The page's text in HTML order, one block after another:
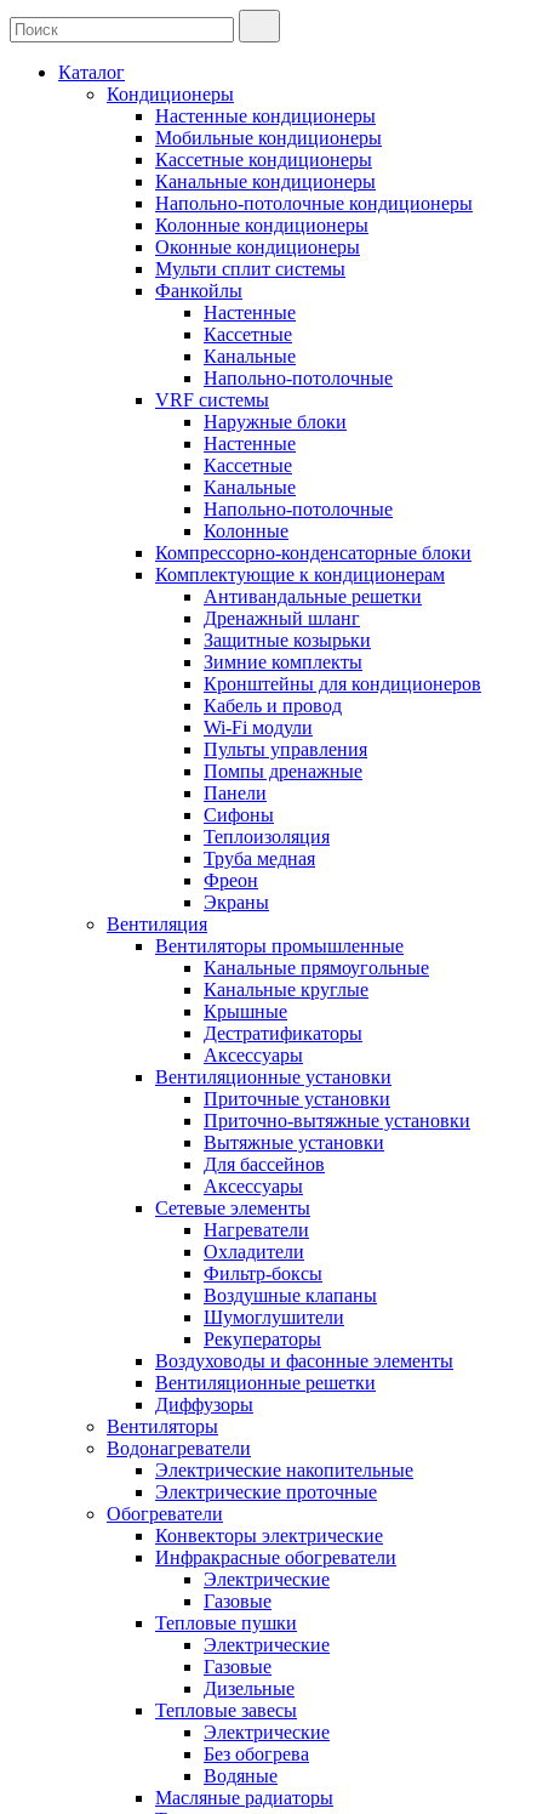
Каталог
Кондиционеры
Настенные кондиционеры
Мобильные кондиционеры
Кассетные кондиционеры
Канальные кондиционеры
Напольно-потолочные кондиционеры
Колонные кондиционеры
Оконные кондиционеры
Мульти сплит системы
Фанкойлы
Настенные
Кассетные
Канальные
Напольно-потолочные
VRF системы
Наружные блоки
Настенные
Кассетные
Канальные
Напольно-потолочные
Колонные
Компрессорно-конденсаторные блоки
Комплектующие к кондиционерам
Антивандальные решетки
Дренажный шланг
Защитные козырьки
Зимние комплекты
Кронштейны для кондиционеров
Кабель и провод
Wi-Fi модули
Пульты управления
Помпы дренажные
Панели
Сифоны
Теплоизоляция
Труба медная
Фреон
Экраны
Вентиляция
Вентиляторы промышленные
Канальные прямоугольные
Канальные круглые
Крышные
Дестратификаторы
Аксессуары
Вентиляционные установки
Приточные установки
Приточно-вытяжные установки
Вытяжные установки
Для бассейнов
Аксессуары
Сетевые элементы
Нагреватели
Охладители
Фильтр-боксы
Воздушные клапаны
Шумоглушители
Рекуператоры
Воздуховоды и фасонные элементы
Вентиляционные решетки
Диффузоры
Вентиляторы
Водонагреватели
Электрические накопительные
Электрические проточные
Обогреватели
Конвекторы электрические
Инфракрасные обогреватели
Электрические
Газовые
Тепловые пушки
Электрические
Газовые
Дизельные
Тепловые завесы
Электрические
Без обогрева
Водяные
Масляные радиаторы